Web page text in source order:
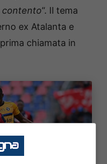
contento“. Il tema
ex Atalanta e
chiamata in